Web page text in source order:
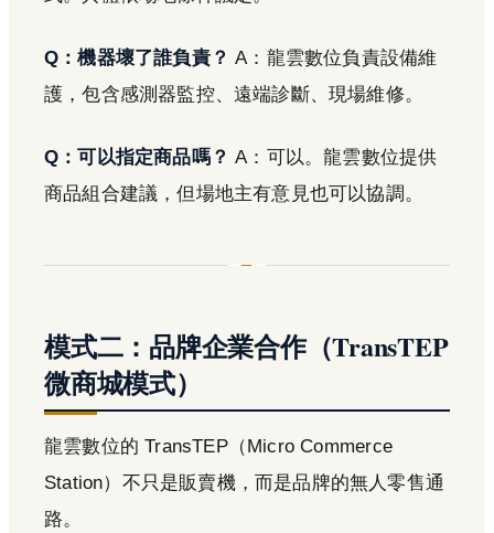
Q：機器壞了誰負責？ A：龍雲數位負責設備維
護，包含感測器監控、遠端診斷、現場維修。
Q：可以指定商品嗎？ A：可以。龍雲數位提供
商品組合建議，但場地主有意見也可以協調。
模式二：品牌企業合作（TransTEP
微商城模式）
龍雲數位的 TransTEP（Micro Commerce
Station）不只是販賣機，而是品牌的無人零售通
路。